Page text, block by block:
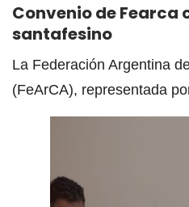
Convenio de Fearca
santafesino
La Federación Argentina
(FeArCA), representada